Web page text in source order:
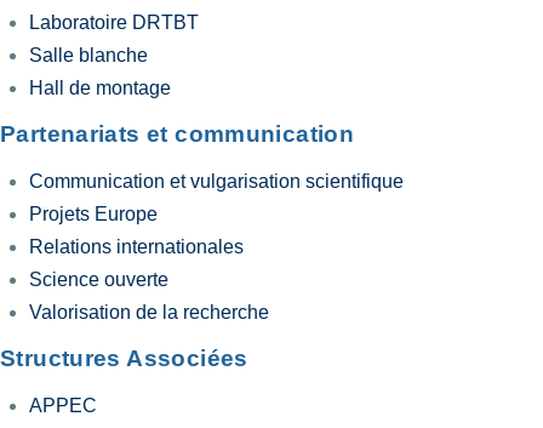
Laboratoire DRTBT
Salle blanche
Hall de montage
Partenariats et communication
Communication et vulgarisation scientifique
Projets Europe
Relations internationales
Science ouverte
Valorisation de la recherche
Structures Associées
APPEC